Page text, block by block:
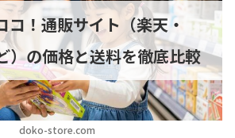
doko-store.com
コ！通販サイト（楽天・
の価格と送料を徹底比較